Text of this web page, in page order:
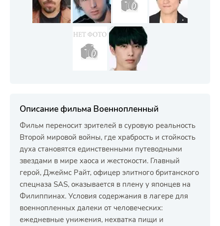
Описание фильма Военнопленный
Фильм переносит зрителей в суровую реальность
Второй мировой войны, где храбрость и стойкость
духа становятся единственными путеводными
звездами в мире хаоса и жестокости. Главный
герой, Джеймс Райт, офицер элитного британского
спецназа SAS, оказывается в плену у японцев на
Филиппинах. Условия содержания в лагере для
военнопленных далеки от человеческих:
ежедневные унижения, нехватка пищи и